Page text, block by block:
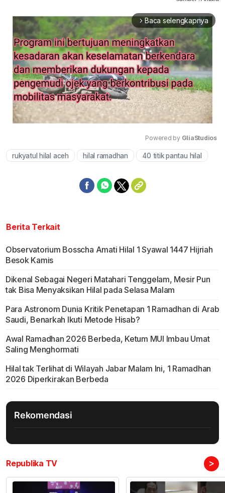
arrow_forward_ios Baca selengkapnya
Mute
Powered by GliaStudios
rukyatul hilal aceh hilal ramadhan 40 titik pantau hilal
Berita Terkait
Observatorium Bosscha Amati Hilal 1 Syawal 1447 Hijriah
Besok Kamis
Dikenal Sebagai Negeri Matahari Tenggelam, Mesir Pun
tak Bisa Menyaksikan Hilal pada Selasa Malam
Para Astronom Dunia Kritik Penetapan 1 Ramadhan di Arab
Saudi, Benarkah Ikuti Metode Hisab?
Awal Ramadhan 2026 Berbeda, Ketum MUI Imbau Umat
Saling Menghormati
Hilal tak Terlihat di Wilayah Jabar Malam Ini, 1 Ramadhan
2026 Diperkirakan Berbeda
Rekomendasi
Republika TV >